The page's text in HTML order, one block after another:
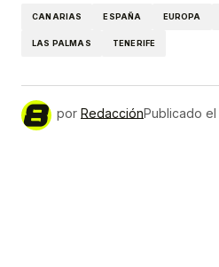
CANARIAS ESPAÑA EUROPA
LAS PALMAS TENERIFE
por RedacciónPublicado el